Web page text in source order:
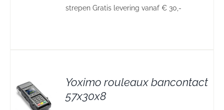
strepen Gratis levering vanaf € 30,-
Yoximo rouleaux bancontact
57x30x8